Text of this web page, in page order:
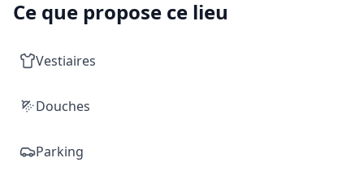
Ce que propose ce lieu
Vestiaires
Douches
Parking